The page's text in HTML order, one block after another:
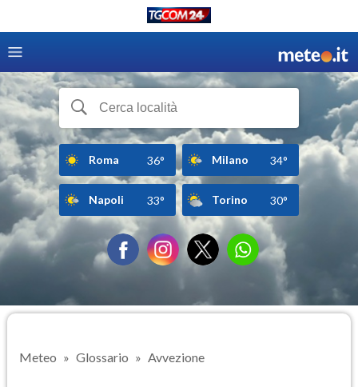
Roma 36° Milano 34°
Napoli 33° Torino 30°
Meteo Glossario Avvezione